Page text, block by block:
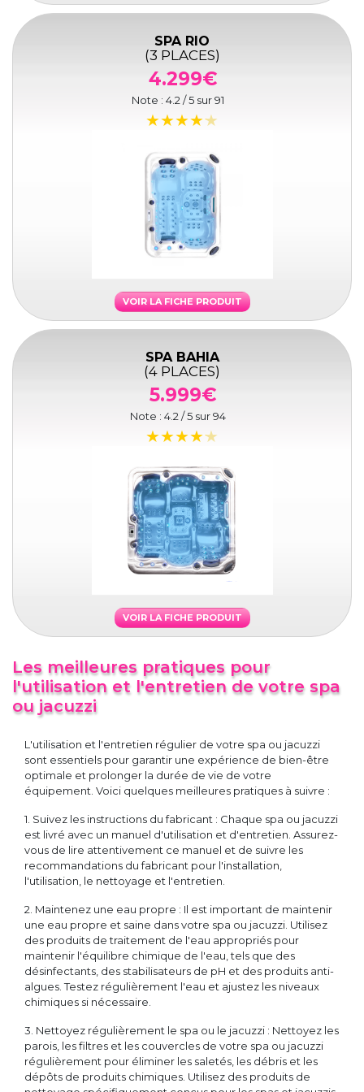
SPA RIO
(3 PLACES)
4.299€
Note : 4.2 / 5 sur91
VOIR LA FICHE PRODUIT
SPA BAHIA
(4 PLACES)
5.999€
Note : 4.2 / 5 sur94
VOIR LA FICHE PRODUIT
Les meilleures pratiques pour
l'utilisation et l'entretien de votre spa
ou jacuzzi
L'utilisation et l'entretien régulier de votre spa ou jacuzzi
sont essentiels pour garantir une expérience de bien-être
optimale et prolonger la durée de vie de votre
équipement. Voici quelques meilleures pratiques à suivre :
1. Suivez les instructions du fabricant : Chaque spa ou jacuzzi
est livré avec un manuel d'utilisation et d'entretien. Assurez-
vous de lire attentivement ce manuel et de suivre les
recommandations du fabricant pour l'installation,
l'utilisation, le nettoyage et l'entretien.
2. Maintenez une eau propre : Il est important de maintenir
une eau propre et saine dans votre spa ou jacuzzi. Utilisez
des produits de traitement de l'eau appropriés pour
maintenir l'équilibre chimique de l'eau, tels que des
désinfectants, des stabilisateurs de pH et des produits anti-
algues. Testez régulièrement l'eau et ajustez les niveaux
chimiques si nécessaire.
3. Nettoyez régulièrement le spa ou le jacuzzi : Nettoyez les
parois, les filtres et les couvercles de votre spa ou jacuzzi
régulièrement pour éliminer les saletés, les débris et les
dépôts de produits chimiques. Utilisez des produits de